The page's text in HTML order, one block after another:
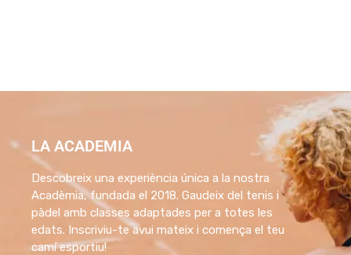
LA ACADEMIA
Descobreix una experiència única a la nostra
Acadèmia, fundada el 2018. Gaudeix del tenis i
pàdel amb classes adaptades per a totes les
edats. Inscriviu-te avui mateix i comença el teu
camí esportiu!